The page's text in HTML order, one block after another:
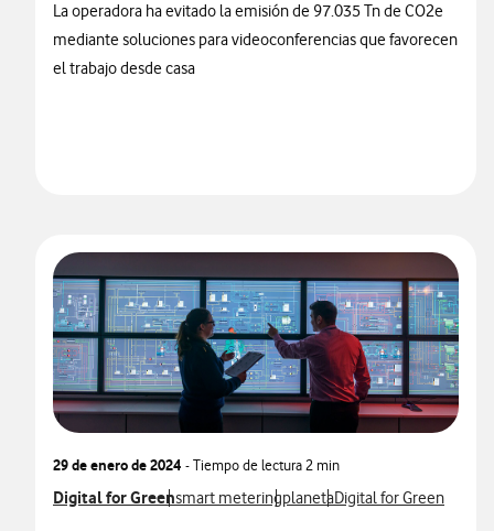
La operadora ha evitado la emisión de 97.035 Tn de CO2e
mediante soluciones para videoconferencias que favorecen
el trabajo desde casa
29 de enero de 2024 - Tiempo de lectura2 min
Ver más notas de prensa relacionados con
Digital for GreenVer más notas de prensa relacionados con
smart meteringVer más notas de prensa
planetaVer más notas de
Digital for Green